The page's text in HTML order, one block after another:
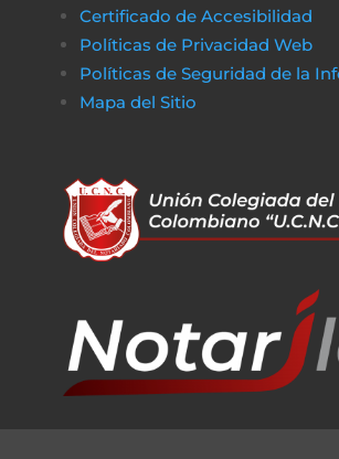
Certificado de Accesibilidad
Políticas de Privacidad Web
Políticas de Seguridad de la
Mapa del Sitio